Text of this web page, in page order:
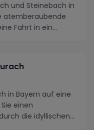
und Steinebach in
atemberaubende
Fahrt in ein...
in Bayern auf eine
einen
die idyllischen